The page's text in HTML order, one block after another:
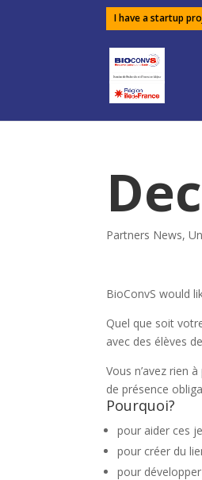
I have a startup
Partners News,
BioConvS would
Quel que soit
avec des élèves
Vous n’avez rien
de présence
Pourquoi?
pour aider ces
pour créer du
pour